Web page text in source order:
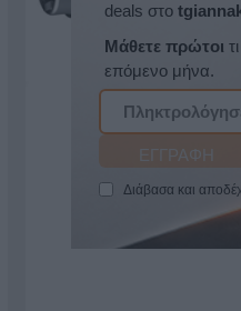
deals στο
Μάθετε πρώτοι
επόμενο μήνα.
Διάβασα και